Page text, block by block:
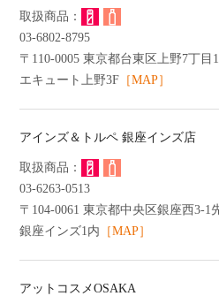
03-6802-8795
〒110-0005 東京都台東区上野7丁目
エキュート上野3F ［MAP］
アインズ＆トルペ 銀座インズ店
03-6263-0513
〒104-0061 東京都中央区銀座西3-
銀座インズ1内 ［MAP］
アットコスメOSAKA